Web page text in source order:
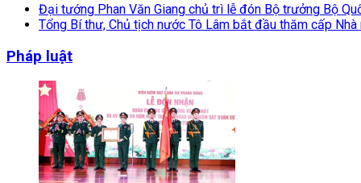
Đại tướng Phan Văn Giang chủ trì lễ đón Bộ trưởng Bộ
Tổng Bí thư, Chủ tịch nước Tô Lâm bắt đầu thăm cấp
Pháp luật